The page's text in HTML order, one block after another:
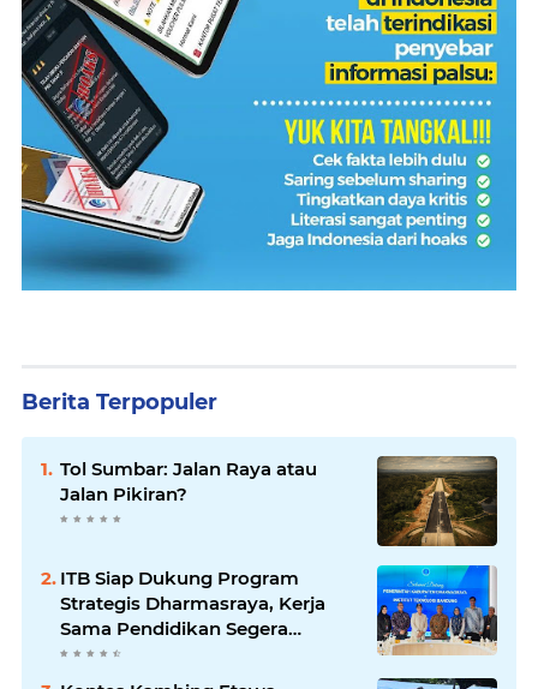
Berita Terpopuler
Tol Sumbar: Jalan Raya atau
Jalan Pikiran?
ITB Siap Dukung Program
Strategis Dharmasraya, Kerja
Sama Pendidikan Segera
Difinalkan